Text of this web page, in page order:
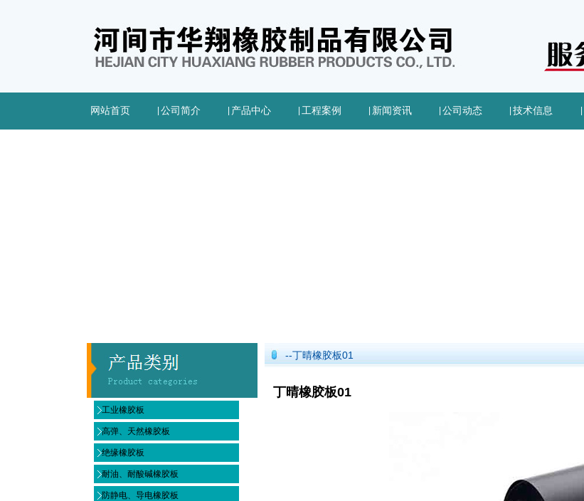
网站首页 公司简介 产品中心 工程案例 新闻资讯 公司动态 技术信息
工业橡胶板
高弹、天然橡胶板
绝缘橡胶板
耐油、耐酸碱橡胶板
防静电、导电橡胶板
--丁晴橡胶板01
丁晴橡胶板01